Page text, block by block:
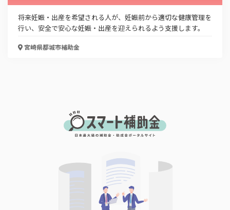
メールアドレス
「PDF資料ダウンロード」ボタンを押下した時点
で本サービスの利用規約に同意したものとみなさ
将来妊娠・出産を希望される人が、妊娠前から適切な健康管理を
行い、安全で安心な妊娠・出産を迎えられるよう支援します。
宮崎県都城市補助金